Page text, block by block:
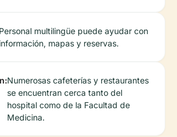
Personal multilingüe puede ayudar con
información, mapas y reservas.
Numerosas cafeterías y restaurantes
se encuentran cerca tanto del
hospital como de la Facultad de
Medicina.